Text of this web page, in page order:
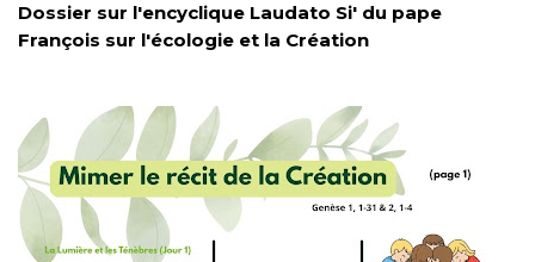
Dossier sur l'encyclique Laudato Si' du pape
François sur l'écologie et la Création